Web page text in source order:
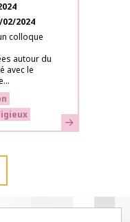
02/2024
colloque
autour du
avec le
En savoir plus